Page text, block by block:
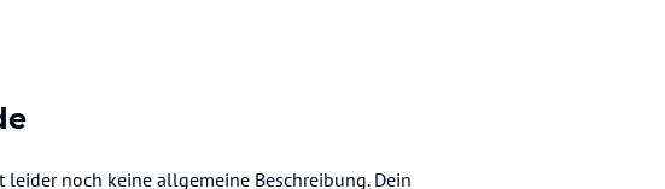
noch keine allgemeine Beschreibung. Dein